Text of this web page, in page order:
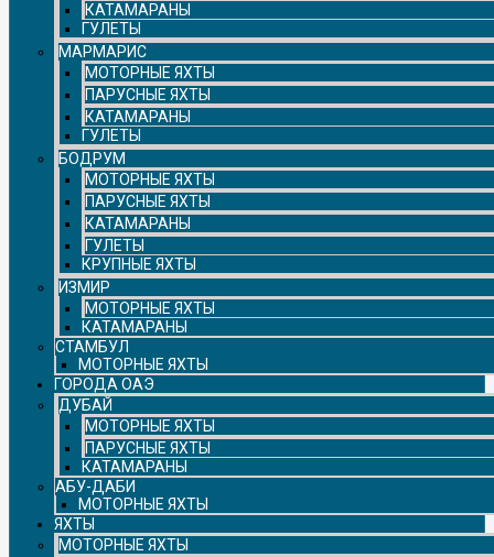
КАТАМАРАНЫ
ГУЛЕТЫ
МАРМАРИС
МОТОРНЫЕ ЯХТЫ
ПАРУСНЫЕ ЯХТЫ
КАТАМАРАНЫ
ГУЛЕТЫ
БОДРУМ
МОТОРНЫЕ ЯХТЫ
ПАРУСНЫЕ ЯХТЫ
КАТАМАРАНЫ
ГУЛЕТЫ
КРУПНЫЕ ЯХТЫ
ИЗМИР
МОТОРНЫЕ ЯХТЫ
КАТАМАРАНЫ
СТАМБУЛ
МОТОРНЫЕ ЯХТЫ
ГОРОДА ОАЭ
ДУБАЙ
МОТОРНЫЕ ЯХТЫ
ПАРУСНЫЕ ЯХТЫ
КАТАМАРАНЫ
АБУ-ДАБИ
МОТОРНЫЕ ЯХТЫ
ЯХТЫ
МОТОРНЫЕ ЯХТЫ